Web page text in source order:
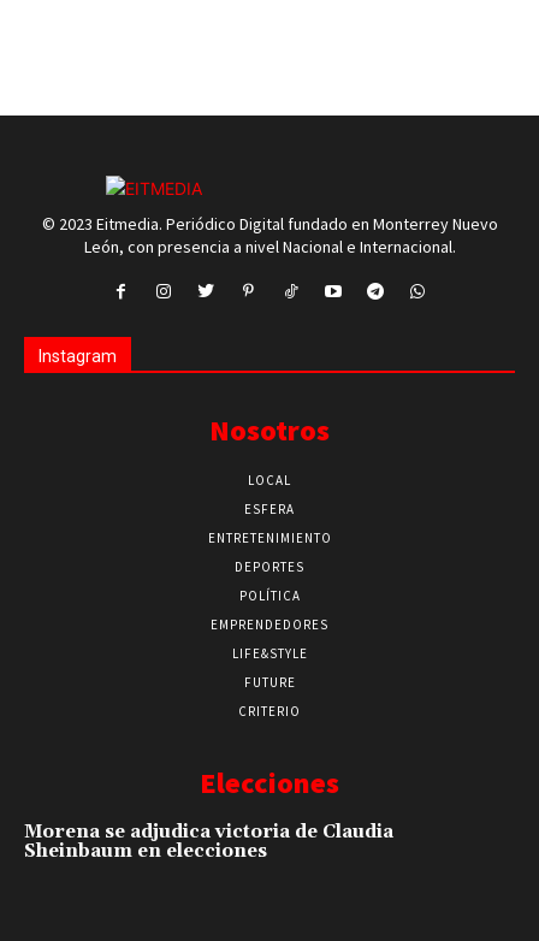
© 2023 Eitmedia. Periódico Digital fundado en Monterrey Nuevo
León, con presencia a nivel Nacional e Internacional.
Instagram
Nosotros
LOCAL
ESFERA
ENTRETENIMIENTO
DEPORTES
POLÍTICA
EMPRENDEDORES
LIFE&STYLE
FUTURE
CRITERIO
Elecciones
Morena se adjudica victoria de Claudia
Sheinbaum en elecciones